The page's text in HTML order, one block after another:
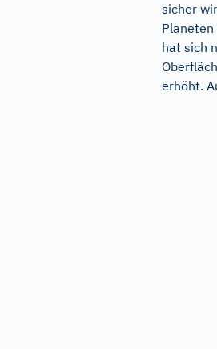
sicher
hat sich
erhöht.